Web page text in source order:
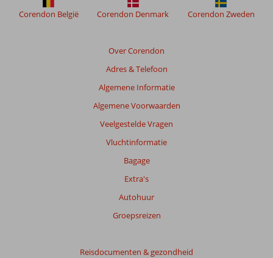
Over Corendon
Adres & Telefoon
Algemene Informatie
Algemene Voorwaarden
Veelgestelde Vragen
Vluchtinformatie
Bagage
Extra's
Autohuur
Groepsreizen
Reisdocumenten & gezondheid
Corendon België Corendon Denmark Corendon Zweden